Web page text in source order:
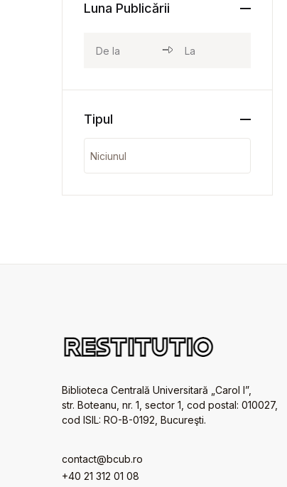
Luna Publicării
Tipul
Biblioteca Centrală Universitară „Carol I”,
str. Boteanu, nr. 1, sector 1, cod postal: 010027,
cod ISIL: RO-B-0192, Bucureşti.
contact@bcub.ro
+40 21 312 01 08